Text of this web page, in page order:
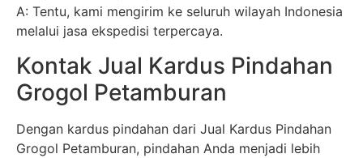
A: Tentu, kami mengirim ke seluruh wilayah Indonesia
melalui jasa ekspedisi terpercaya.
Kontak Jual Kardus Pindahan
Grogol Petamburan
Dengan kardus pindahan dari Jual Kardus Pindahan
Grogol Petamburan, pindahan Anda menjadi lebih